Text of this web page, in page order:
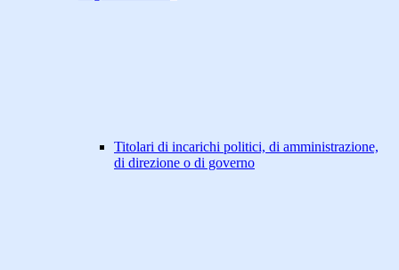
Titolari di incarichi politici, di amministrazione,
di direzione o di governo